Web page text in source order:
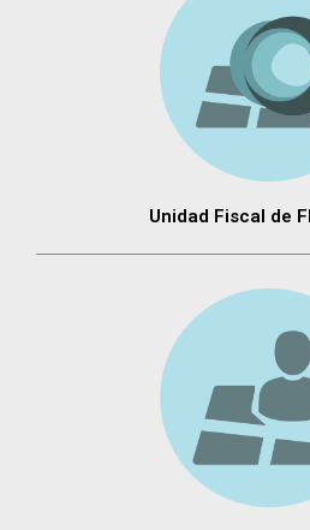
Unidad Fiscal de